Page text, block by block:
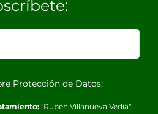
Protección de Datos:
"Rubén Villanueva Vedia".